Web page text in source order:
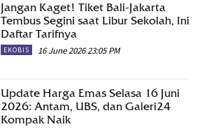
Jangan Kaget! Tiket Bali-Jakarta
Tembus Segini saat Libur Sekolah, Ini
Daftar Tarifnya
EKOBIS 16 June 2026 23:05 PM
Update Harga Emas Selasa 16 Juni
2026: Antam, UBS, dan Galeri24
Kompak Naik